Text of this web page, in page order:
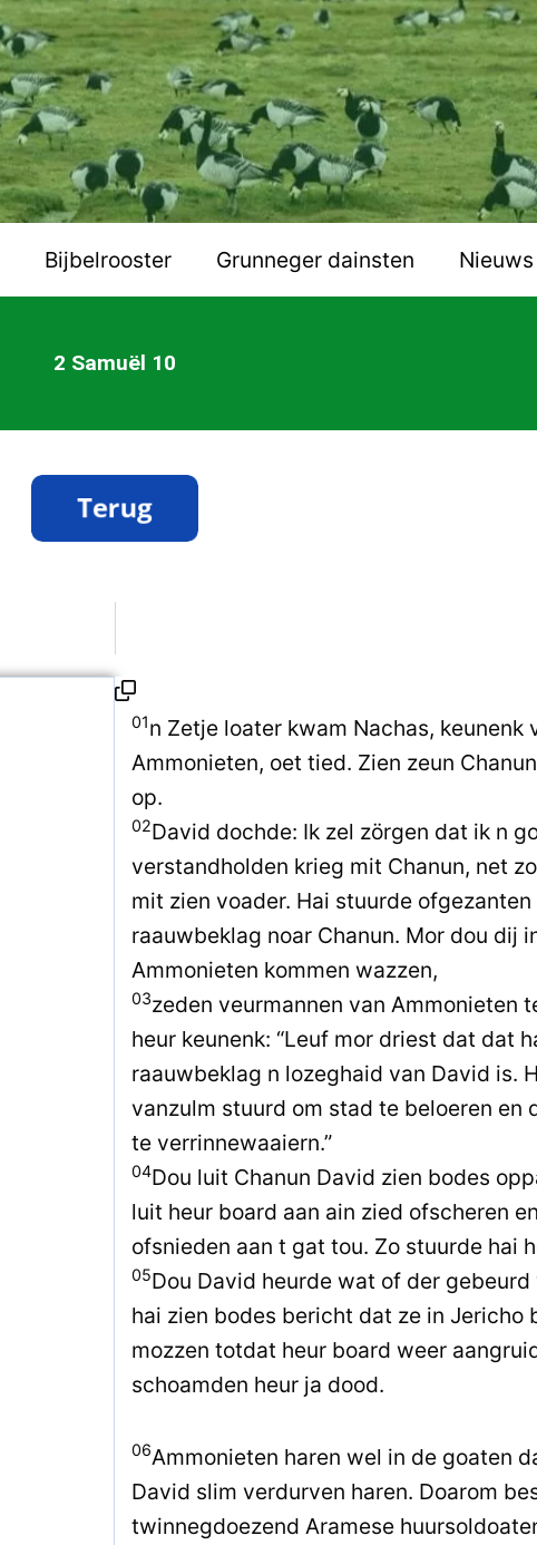
Bijbelrooster Grunneger dainsten Nieuws
2 Samuël 10
01n Zetje loater kwam Nachas, keunenk
Ammonieten, oet tied. Zien zeun
op.
02David dochde: Ik zel zörgen dat ik n
verstandholden krieg mit Chanun, net
mit zien voader. Hai stuurde
raauwbeklag noar Chanun. Mor dou dij
Ammonieten kommen wazzen,
03zeden veurmannen van Ammonieten
heur keunenk: “Leuf mor driest dat dat
raauwbeklag n lozeghaid van David is.
vanzulm stuurd om stad te beloeren en
te verrinnewaaiern.”
04Dou luit Chanun David zien bodes
luit heur board aan ain zied ofscheren
ofsnieden aan t gat tou. Zo stuurde hai
05Dou David heurde wat of der
hai zien bodes bericht dat ze in Jericho
mozzen totdat heur board weer
schoamden heur ja dood.
06Ammonieten haren wel in de goaten
David slim verdurven haren. Doarom
twinnegdoezend Aramese